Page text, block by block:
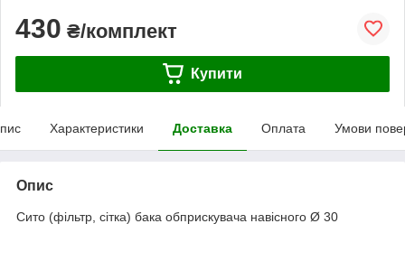
430 ₴/комплект
Купити
Характеристики Доставка Оплата Умови
Опис
Сито (фільтр, сітка) бака обприскувача навісного Ø 30